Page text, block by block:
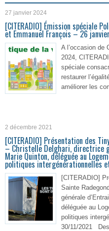
27 janvier 2024
[CITERADIO] Émission spéciale
et Emmanuel François – 26
A l’occasion de
2024,
spéciale
restaurer
améliorer les
2 décembre 2021
[CITERADIO] Présentation des
– Christelle Delghari, directrice
Marie Quinton, déléguée au
politiques intergénérationnelles
[CITERADIO]
Sainte
générale
déléguée au
politiques
30/11/2021